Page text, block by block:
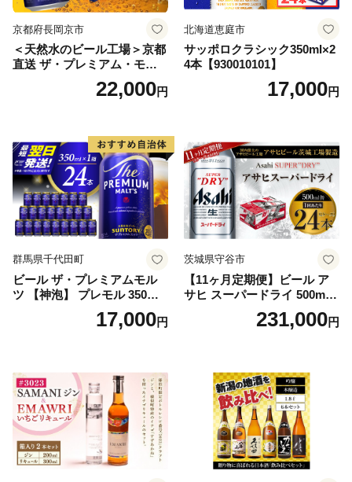
京都府長岡京市
＜天然水のビール工場＞京都
直送 ザ・プレミアム・モル
ツ 350ml×24本 プレモル [149
22,000円
北海道恵庭市
サッポロクラシック350ml×2
4本【930010101】
17,000円
群馬県千代田町
ビール ザ・プレミアムモル
ツ 【神泡】 プレモル 350ml
× 24本 サントリー〈天然水の
ビール工場〉群馬※沖縄・離
17,000円
茨城県守谷市
【11ヶ月定期便】ビール ア
サヒ スーパードライ 500ml 2
4本 1ケース×11ヶ月 | アサヒ
ビール 究極の辛口 酒 お酒 ア
uper dry 11回 缶ビール 缶 ギ
フト 内祝い 茨城県守谷市 送
料無料
231,000円